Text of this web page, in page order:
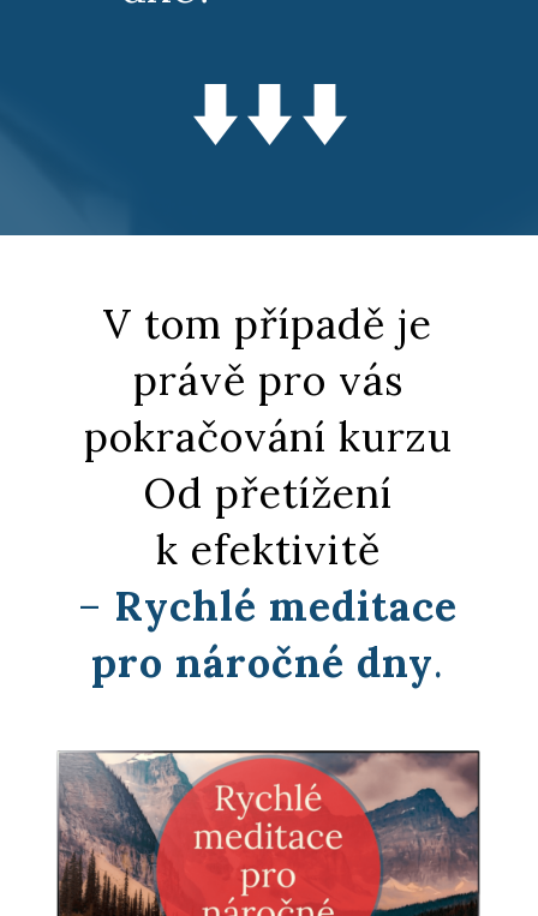
V tom případě je
právě pro vás
pokračování kurzu
Od přetížení
k efektivitě
– Rychlé meditace
pro náročné dny.